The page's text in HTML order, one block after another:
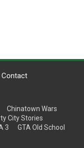
Contact
Chinatown Wars
City Stories
3
GTA Old School